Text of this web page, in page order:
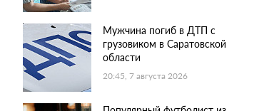
Мужчина погиб в ДТП с
грузовиком в Саратовской
области
20:45, 7 августа 2026